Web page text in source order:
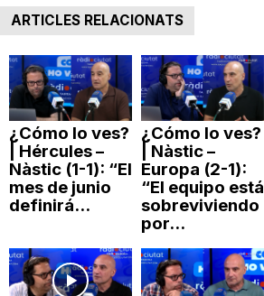
ARTICLES RELACIONATS
¿Cómo lo ves?
| Hércules –
Nàstic (1-1): “El
mes de junio
definirá...
¿Cómo lo ves?
| Nàstic –
Europa (2-1):
“El equipo está
sobreviviendo
por...